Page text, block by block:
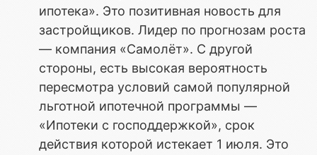
ипотека». Это позитивная новость для
застройщиков. Лидер по прогнозам роста
— компания «Самолёт». С другой
стороны, есть высокая вероятность
пересмотра условий самой популярной
льготной ипотечной программы —
«Ипотеки с господдержкой», срок
действия которой истекает 1 июля. Это